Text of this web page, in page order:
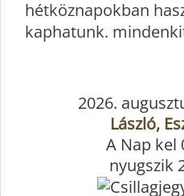
hétköznapokban
kaphatunk.
2026.
László,
A Nap kel
nyugszik